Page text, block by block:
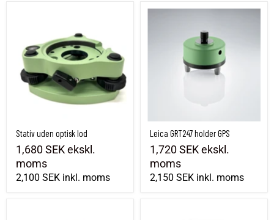
Stativ uden optisk lod
1,680 SEKekskl.
moms
2,100 SEK inkl. moms
Leica GRT247 holder GPS
1,720 SEKekskl.
moms
2,150 SEK inkl. moms